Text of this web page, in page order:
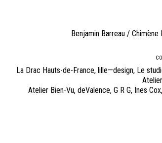
Benjamin Barreau /
La Drac Hauts-de-France, lille—design, Le
Atelier Bien-Vu, deValence, G R G, Ines